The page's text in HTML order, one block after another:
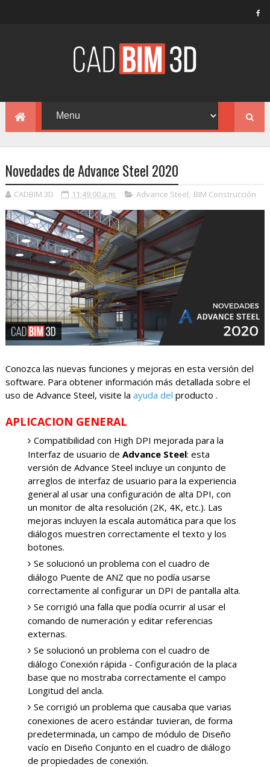
Novedades de Advance Steel 2020
CADBIM 3D 11:49:00 a.m. Advance Steel, BIM Construcción
Conozca las nuevas funciones y mejoras en esta versión del
software. Para obtener información más detallada sobre el
uso de Advance Steel, visite la ayuda del producto .
APLICACION GENERAL
Compatibilidad con High DPI mejorada para la
Interfaz de usuario deAdvance Steel: esta
versión de Advance Steel incluye un conjunto de
arreglos de interfaz de usuario para la experiencia
general al usar una configuración de alta DPI, con
un monitor de alta resolución (2K, 4K, etc.). Las
mejoras incluyen la escala automática para que los
diálogos muestren correctamente el texto y los
botones.
Se solucionó un problema con el cuadro de
diálogo Puente de ANZ que no podía usarse
correctamente al configurar un DPI de pantalla alta.
Se corrigió una falla que podía ocurrir al usar el
comando de numeración y editar referencias
externas.
Se solucionó un problema con el cuadro de
diálogo Conexión rápida - Configuración de la placa
base que no mostraba correctamente el campo
Longitud del ancla.
Se corrigió un problema que causaba que varias
conexiones de acero estándar tuvieran, de forma
predeterminada, un campo de módulo de Diseño
vacío en Diseño Conjunto en el cuadro de diálogo
de propiedades de conexión.